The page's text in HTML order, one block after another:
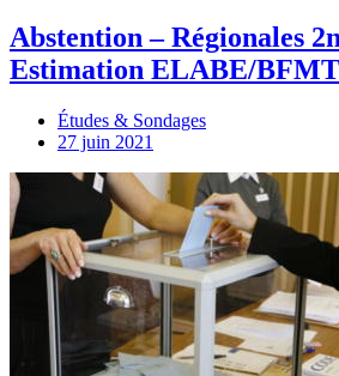
Abstention – Régionales
Estimation ELABE/
Études & Sondages
27 juin 2021